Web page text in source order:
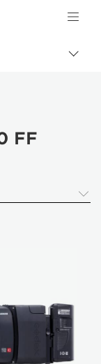
Logo, back to
FF